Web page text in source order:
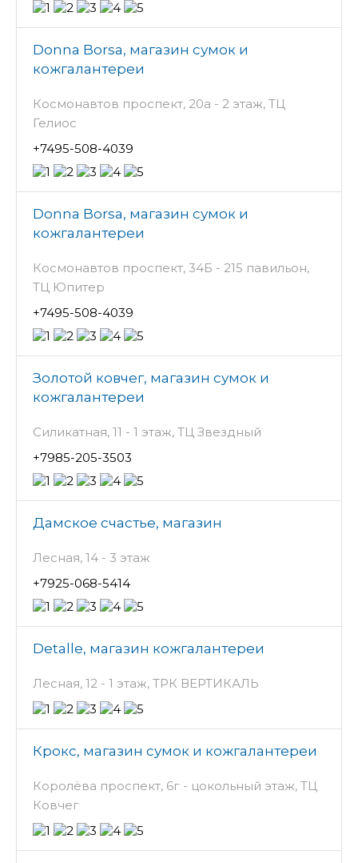
Donna Borsa, магазин сумок и
кожгалантереи
Космонавтов проспект, 20а - 2 этаж, ТЦ
Гелиос
+7495-508-4039
Donna Borsa, магазин сумок и
кожгалантереи
Космонавтов проспект, 34Б - 215 павильон,
ТЦ Юпитер
+7495-508-4039
Золотой ковчег, магазин сумок и
кожгалантереи
Силикатная, 11 - 1 этаж, ТЦ Звездный
+7985-205-3503
Дамское счастье, магазин
Лесная, 14 - 3 этаж
+7925-068-5414
Detalle, магазин кожгалантереи
Лесная, 12 - 1 этаж, ТРК ВЕРТИКАЛЬ
Крокс, магазин сумок и кожгалантереи
Королёва проспект, 6г - цокольный этаж, ТЦ
Ковчег